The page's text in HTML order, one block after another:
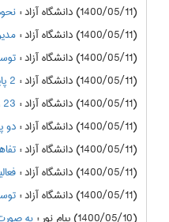
(1400/05/11) دانشگاه آزاد
:
(1400/05/11) دانشگاه آزاد
:
(1400/05/11) دانشگاه آزاد
:
(1400/05/11) دانشگاه آزاد
: 2 پایگاه جدید واکسیناسیون کرونا در دانشگاه آزاد اسلامی مشهد راه اندازی می شود
(1400/05/11) دانشگاه آزاد
: 23 رشته پزشکی و پیراپزشکی در دانشگاه آزاد اسلامی فعال است
(1400/05/11) دانشگاه آزاد
: دو
(1400/05/11) دانشگاه آزاد
:
(1400/05/11) دانشگاه آزاد
: فعالیت 3 پایگاه
(1400/05/11) دانشگاه آزاد
: